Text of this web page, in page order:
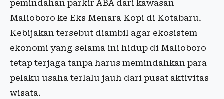
pemindahan parkir ABA dari kawasan
Malioboro ke Eks Menara Kopi di Kotabaru.
Kebijakan tersebut diambil agar ekosistem
ekonomi yang selama ini hidup di Malioboro
tetap terjaga tanpa harus memindahkan para
pelaku usaha terlalu jauh dari pusat aktivitas
wisata.